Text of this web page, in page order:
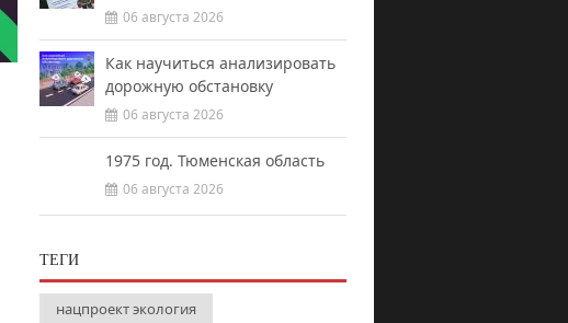
06 августа 2026
Как научиться анализировать
дорожную обстановку
06 августа 2026
1975 год. Тюменская область
06 августа 2026
ТЕГИ
нацпроект экология